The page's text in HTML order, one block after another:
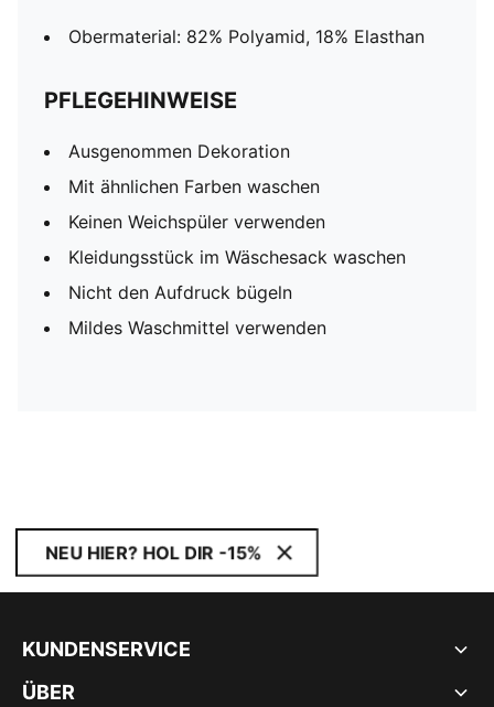
Obermaterial: 82% Polyamid, 18% Elasthan
PFLEGEHINWEISE
Ausgenommen Dekoration
Mit ähnlichen Farben waschen
Keinen Weichspüler verwenden
Kleidungsstück im Wäschesack waschen
Nicht den Aufdruck bügeln
Mildes Waschmittel verwenden
NEU HIER? HOL DIR -15%
KUNDENSERVICE
ÜBER